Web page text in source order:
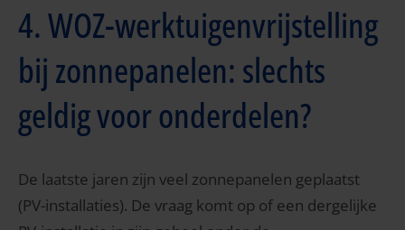
4. WOZ-werktuigenvrijstelling
bij zonnepanelen: slechts
geldig voor onderdelen?
De laatste jaren zijn veel zonnepanelen geplaatst
(PV-installaties). De vraag komt op of een dergelijke